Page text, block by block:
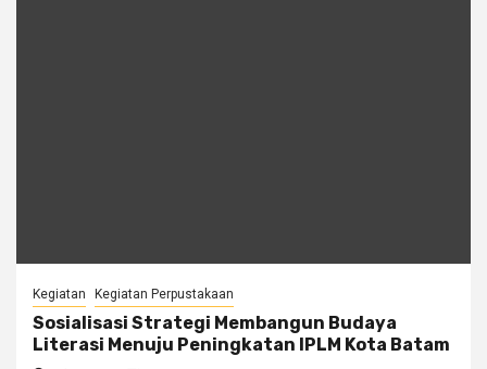
Kegiatan Kegiatan Perpustakaan
Sosialisasi Strategi Membangun Budaya
Literasi Menuju Peningkatan IPLM Kota Batam